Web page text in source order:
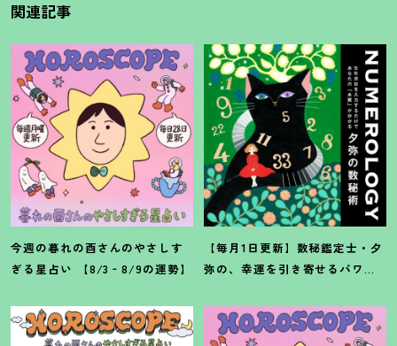
関連記事
今週の暮れの酉さんのやさしす
ぎる星占い 【8/3‐8/9の運勢】
【毎月1日更新】数秘鑑定士・夕
弥の、幸運を引き寄せるパワー